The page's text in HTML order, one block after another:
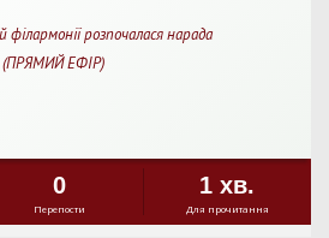
філармонії розпочалася нарада
(ПРЯМИЙ ЕФІР)
0
Перепости
1 хв.
Для прочитання